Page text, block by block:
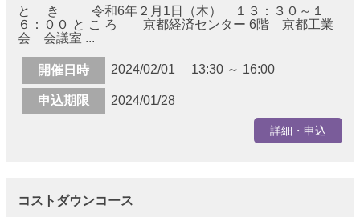
と き 令和6年２月1日（木） １３：３０～１
６：００ と こ ろ 京都経済センター 6階 京都工業
会 会議室 ...
開催日時 2024/02/01 13:30 ～ 16:00
申込期限 2024/01/28
詳細・申込
コストダウンコース